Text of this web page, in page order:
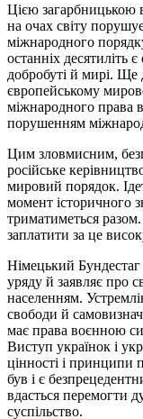
Цією загарбницькою
на очах світу
міжнародного
останніх десятиліть
добробуті й мирі. Ще
європейському
міжнародного права
порушенням
Цим зловмисним,
російське
мировий порядок.
момент історичного
триматиметься
заплатити за це
Німецький Бундестаг
уряду й заявляє про
населенням.
свободи й
має права воєнною
Виступ українок і
цінності і принципи
був і є
вдасться перемогти
суспільство.